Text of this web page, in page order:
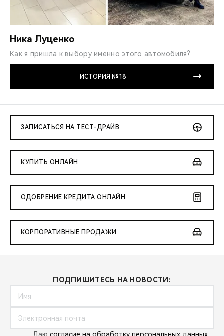
Ника Луценко
Как я пришла к выбору именно этого автомобиля?
ИСТОРИЯ №18
ЗАПИСАТЬСЯ НА ТЕСТ-ДРАЙВ
КУПИТЬ ОНЛАЙН
ОДОБРЕНИЕ КРЕДИТА ОНЛАЙН
КОРПОРАТИВНЫЕ ПРОДАЖИ
ПОДПИШИТЕСЬ НА НОВОСТИ:
Даю согласие на обработку персональных данных